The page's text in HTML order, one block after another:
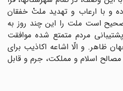
و با ارعاب و تهدید ملتْ خفقان
است ملت را این چند روز به
مردم متمتع شده موافقت
و الّا اشاعه اکاذیب برای
اسلام و مملکت، جرم و قابل